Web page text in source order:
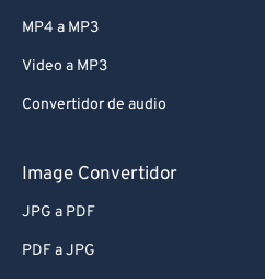
MP4 a MP3
Video a MP3
Convertidor de audio
Image Convertidor
JPG a PDF
PDF a JPG